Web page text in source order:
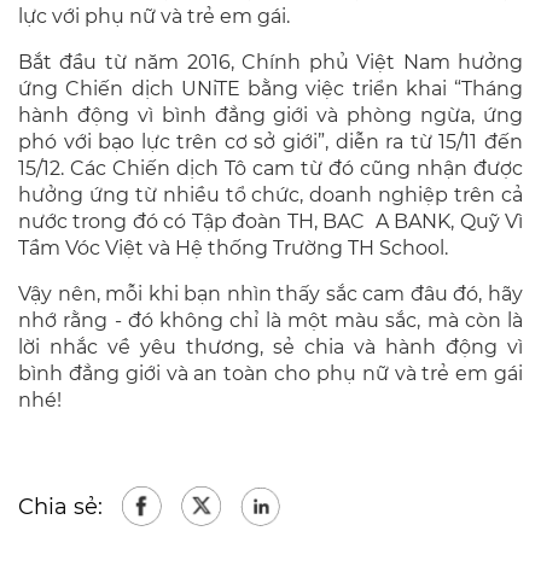
lực với phụ nữ và trẻ em gái.
Bắt đầu từ năm 2016, Chính phủ Việt Nam hưởng
ứng Chiến dịch UNiTE bằng việc triển khai “Tháng
hành động vì bình đẳng giới và phòng ngừa, ứng
phó với bạo lực trên cơ sở giới”, diễn ra từ 15/11 đến
15/12. Các Chiến dịch Tô cam từ đó cũng nhận được
hưởng ứng từ nhiều tổ chức, doanh nghiệp trên cả
nước trong đó có Tập đoàn TH, BAC A BANK, Quỹ Vì
Tầm Vóc Việt và Hệ thống Trường TH School.
Vậy nên, mỗi khi bạn nhìn thấy sắc cam đâu đó, hãy
nhớ rằng - đó không chỉ là một màu sắc, mà còn là
lời nhắc về yêu thương, sẻ chia và hành động vì
bình đẳng giới và an toàn cho phụ nữ và trẻ em gái
nhé!
Chia sẻ: